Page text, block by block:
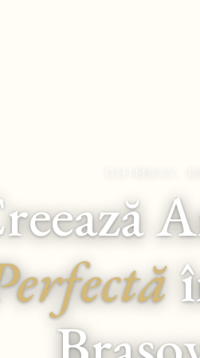
GHIMBAV,